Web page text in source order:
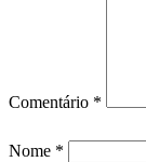
Comentário *
Nome *